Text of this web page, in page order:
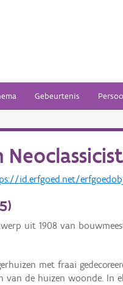
Gebeurtenis
id.erfgoed.net/
)
uit 1908 van
met fraai
van de huizen woonde. In